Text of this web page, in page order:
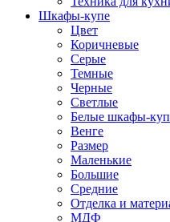
Шкафы-купе
Цвет
Коричневые
Серые
Темные
Черные
Светлые
Белые шкафы-
Венге
Размер
Маленькие
Большие
Средние
Отделка и
МДФ